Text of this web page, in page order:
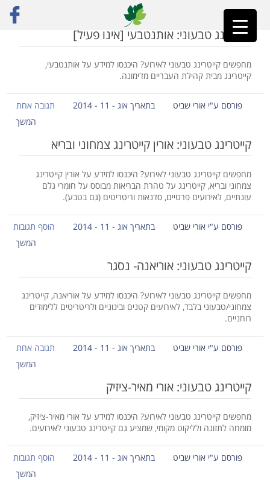
ראשי»מדריך המסעדות
קייטרינג טבעוני: אותנטבעי [אינו פעיל]
מחפשים קייטרינג טבעוני לאירוע? היכנסו למידע על אותנטבעי,
קייטרינג מבית קהילת העבריים מדימונה.
פורסם ע"י אורי שביט בתאריך אוג - 11 - 2014
תגובה אחת
המשך
קייטרינג טבעוני: אורין קייטרינג צמחוני ובריא
מחפשים קייטרינג טבעוני לאירוע? היכנסו למידע על אורין קייטרינג
צמחוני ובריא, קייטרינג על טהרת הבריאות מבוסס על חומרי גלם
עונתיים, לאירועים פרטיים, סדנאות וריטריטים (גם בטבע).
פורסם ע"י אורי שביט בתאריך אוג - 11 - 2014
הוסף תגובות
המשך
קייטרינג טבעוני: אוריאנה- נסגר
מחפשים קייטרינג טבעוני לאירוע? היכנסו למידע על אוריאנה, קייטרינג
צמחוני/טבעוני בלבד, לאירועים קטנים ובינוניים ולריטריטים ללימודים
רוחניים.
פורסם ע"י אורי שביט בתאריך אוג - 11 - 2014
תגובה אחת
המשך
קייטרינג טבעוני: אורי מאיר-ציזיק
מחפשים קייטרינג טבעוני לאירוע? היכנסו למידע על אורי מאיר-ציזיק,
מומחה לתזונה ולליקוט מקומי, שמציע גם קייטרינג טבעוני לאירועים.
פורסם ע"י אורי שביט בתאריך אוג - 11 - 2014
הוסף תגובות
המשך